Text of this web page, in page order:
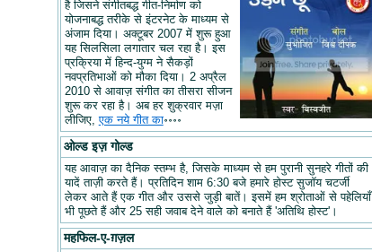
है जिसने संगीतबद्ध गीत-निर्माण को
योजनाबद्ध तरीके से इंटरनेट के माध्यम से
अंजाम दिया। अक्टूबर 2007 में शुरू हुआ
यह सिलसिला लगातार चल रहा है। इस
प्रक्रिया में हिन्द-युग्म ने सैकड़ों
नवप्रतिभाओं को मौका दिया। 2 अप्रैल
2010 से आवाज़ संगीत का तीसरा सीजन
शुरू कर रहा है। अब हर शुक्रवार मज़ा
लीजिए,एक नये गीत का॰॰॰॰
ओल्ड इज़ गोल्ड
यह आवाज़ का दैनिक स्तम्भ है, जिसके माध्यम से हम पुरानी सुनहरे गीतों की
यादें ताज़ी करते हैं। प्रतिदिन शाम 6:30 बजे हमारे होस्ट सुजॉय चटर्जी
लेकर आते हैं एक गीत और उससे जुड़ी बातें। इसमें हम श्रोताओं से पहेलियाँ
भी पूछते हैं और 25 सही जवाब देने वाले को बनाते हैं 'अतिथि होस्ट'।
महफिल-ए-ग़ज़ल